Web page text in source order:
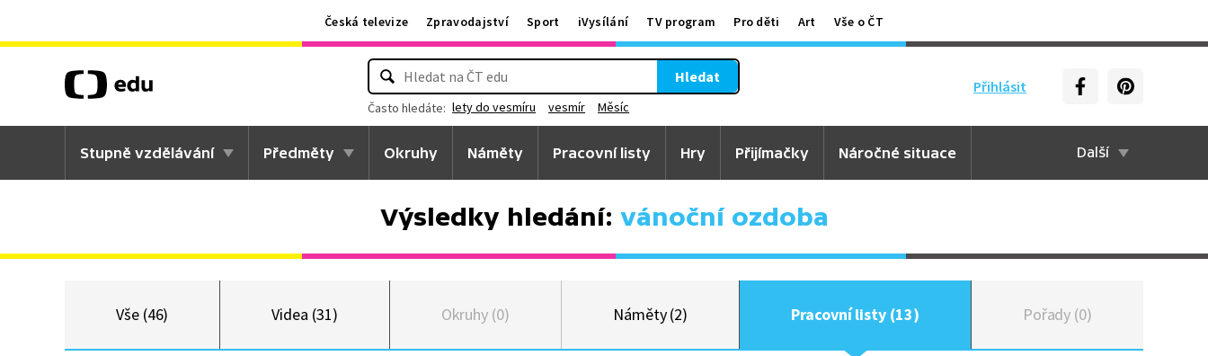
Česká televize Zpravodajství Sport iVysílání TV program Pro děti Art Vše o ČT
Přihlásit
Hledat
Často hledáte: lety do vesmíru vesmír Měsíc
Stupně vzdělávání Předměty Okruhy Náměty Pracovní listy Hry Přijímačky Náročné situace Další
Výsledky hledání: vánoční ozdoba
Vše (46) Videa (31) Okruhy (0) Náměty (2) Pracovní listy (13) Pořady (0)